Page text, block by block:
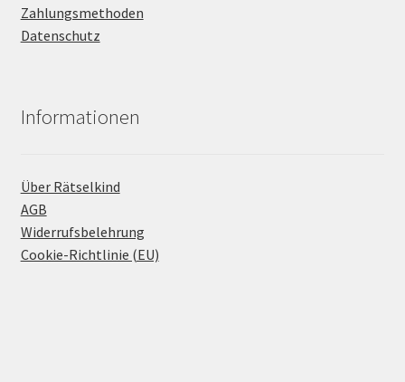
Zahlungsmethoden
Datenschutz
Informationen
Über Rätselkind
AGB
Widerrufsbelehrung
Cookie-Richtlinie (EU)